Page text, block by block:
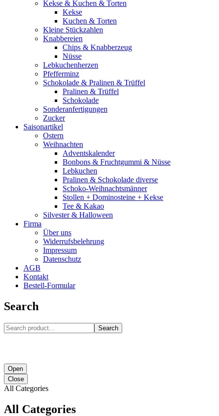
Kekse & Kuchen & Torten
Kekse
Kuchen & Torten
Kleine Stückzahlen
Knabbereien
Chips & Knabberzeug
Nüsse
Lebkuchenherzen
Pfefferminz
Schokolade & Pralinen & Trüffel
Pralinen & Trüffel
Schokolade
Sonderanfertigungen
Zucker
Saisonartikel
Ostern
Weihnachten
Adventskalender
Bonbons & Fruchtgummi & Nüsse
Lebkuchen
Pralinen & Schokolade diverse
Schoko-Weihnachtsmänner
Stollen + Dominosteine + Kekse
Tee & Kakao
Silvester & Halloween
Firma
Über uns
Widerrufsbelehrung
Impressum
Datenschutz
AGB
Kontakt
Bestell-Formular
Search
Search
Open
Close
All Categories
All Categories